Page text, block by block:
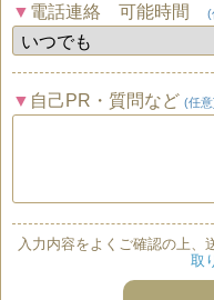
電話連絡 可能時間 (
自己PR・質問など (任意
入力内容をよくご確認の上、
取